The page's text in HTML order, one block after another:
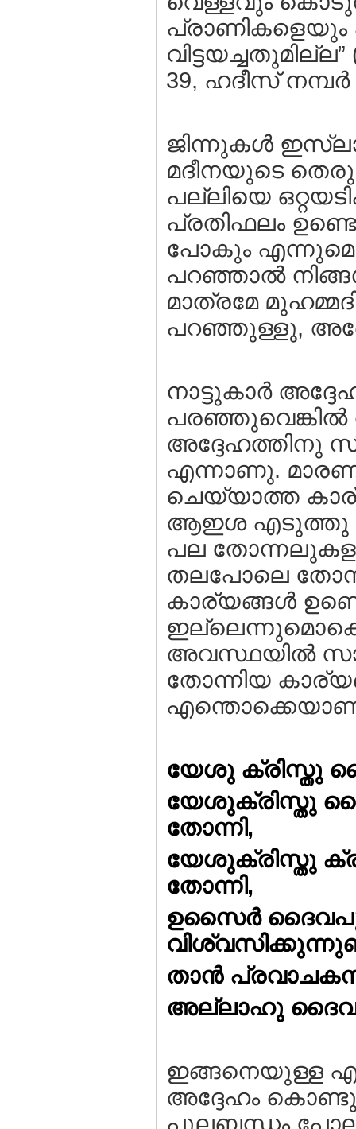
പ്രാണികളെയും
39, ഹദീസ്‌ നമ്പര്‍
ജിന്നുകള്‍
മദീനയുടെ
പല്ലിയെ
പ്രതിഫലം
പോകും
പറഞ്ഞാല്‍
മാത്രമേ
പറഞ്ഞുള്ളൂ,
നാട്ടുകാര്‍
പരഞ്ഞുവെങ്കില്‍
അദ്ദേഹത്തിനു
എന്നാണു.
ചെയ്യാത്ത
ആഇശ എടുത്തു
പല
തലപോലെ
കാര്യങ്ങള്‍
അവസ്ഥയില്‍
തോന്നിയ
യേശു ക്രിസ്തു
യേശുക്രിസ്തു
തോന്നി,
യേശുക്രിസ്തു
തോന്നി,
ഉസൈര്‍
താന്‍
അല്ലാഹു
ഇങ്ങനെയുള്ള
അദ്ദേഹം
പുലബന്ധം